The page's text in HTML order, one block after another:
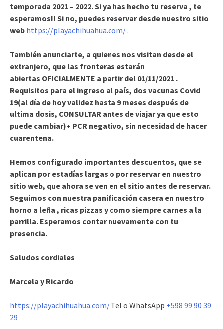
temporada 2021 – 2022. Si ya has hecho tu reserva , te
esperamos!! Si no, puedes reservar desde nuestro sitio
web https://playachihuahua.com/.
También anunciarte, a quienes nos visitan desde el
extranjero, que las fronteras estarán
abiertas OFICIALMENTE a partir del 01/11/2021 .
Requisitos para el ingreso al país, dos vacunas Covid
19(al día de hoy validez hasta 9 meses después de
ultima dosis, CONSULTAR antes de viajar ya que esto
puede cambiar)+ PCR negativo, sin necesidad de hacer
cuarentena.
Hemos configurado importantes descuentos, que se
aplican por estadías largas o por reservar en nuestro
sitio web, que ahora se ven en el sitio antes de reservar.
Seguimos con nuestra panificación casera en nuestro
horno a leña , ricas pizzas y como siempre carnes a la
parrilla. Esperamos contar nuevamente con tu
presencia.
Saludos cordiales
Marcela y Ricardo
https://playachihuahua.com/ Tel o WhatsApp +598 99 90 39
29